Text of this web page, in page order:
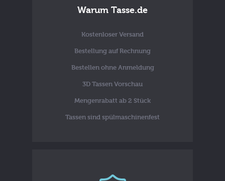
Warum Tasse.de
Kostenloser Versand
Bestellung auf Rechnung
Bestellen ohne Anmeldung
3D Tassen Vorschau
Mengenrabatt ab 2 Stück
Tassen sind spülmaschinenfest